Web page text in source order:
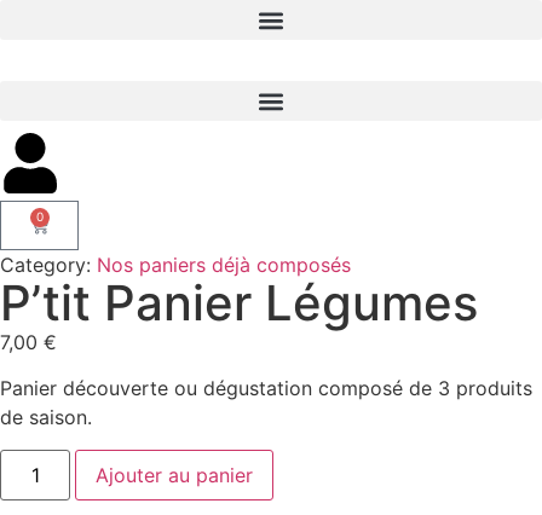
0
Category: Nos paniers déjà composés
P’tit Panier Légumes
7,00 €
Panier découverte ou dégustation composé de 3 produits
de saison.
Ajouter au panier